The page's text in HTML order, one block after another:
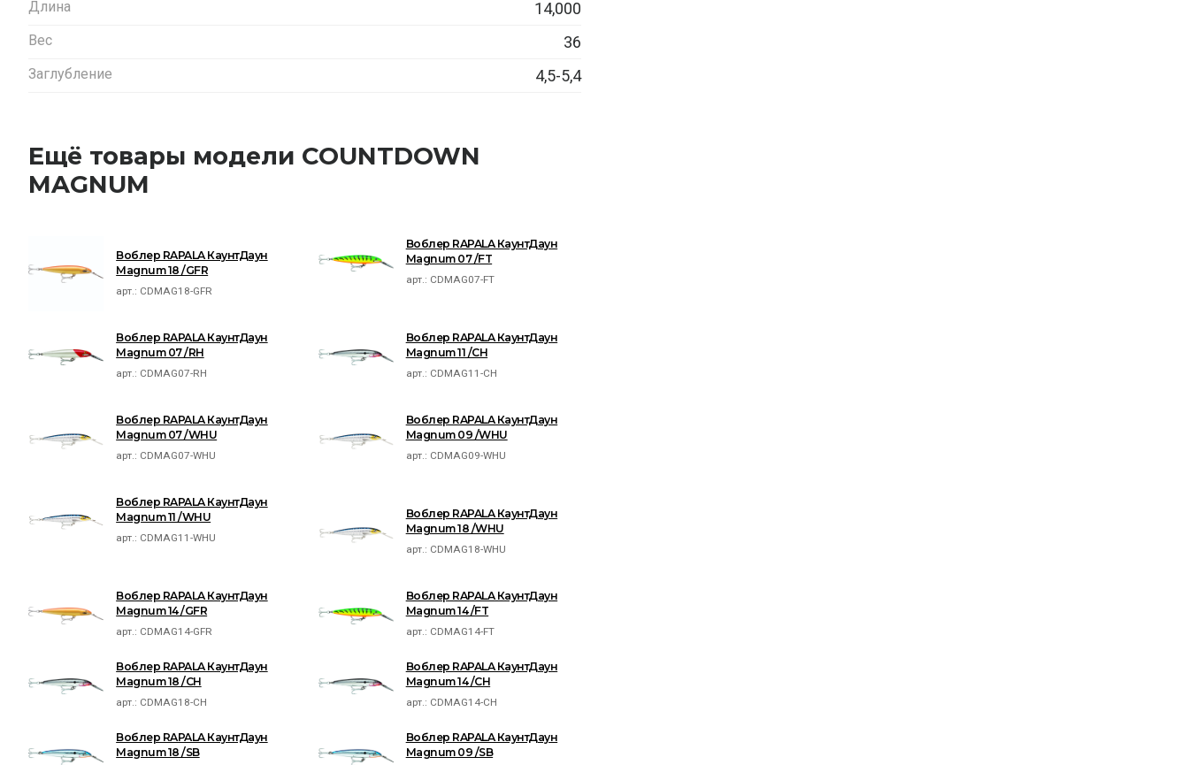
Длина 14,000
Вес 36
Заглубление 4,5-5,4
Ещё товары модели COUNTDOWN
MAGNUM
Воблер RAPALA КаунтДаун
Magnum 18 /GFR
арт.: CDMAG18-GFR
Воблер RAPALA КаунтДаун
Magnum 07 /FT
арт.: CDMAG07-FT
Воблер RAPALA КаунтДаун
Magnum 07 /RH
арт.: CDMAG07-RH
Воблер RAPALA КаунтДаун
Magnum 11 /CH
арт.: CDMAG11-CH
Воблер RAPALA КаунтДаун
Magnum 07 /WHU
арт.: CDMAG07-WHU
Воблер RAPALA КаунтДаун
Magnum 09 /WHU
арт.: CDMAG09-WHU
Воблер RAPALA КаунтДаун
Magnum 11 /WHU
арт.: CDMAG11-WHU
Воблер RAPALA КаунтДаун
Magnum 18 /WHU
арт.: CDMAG18-WHU
Воблер RAPALA КаунтДаун
Magnum 14 /GFR
арт.: CDMAG14-GFR
Воблер RAPALA КаунтДаун
Magnum 14 /FT
арт.: CDMAG14-FT
Воблер RAPALA КаунтДаун
Magnum 18 /CH
арт.: CDMAG18-CH
Воблер RAPALA КаунтДаун
Magnum 14 /CH
арт.: CDMAG14-CH
Воблер RAPALA КаунтДаун
Magnum 18 /SB
Воблер RAPALA КаунтДаун
Magnum 09 /SB